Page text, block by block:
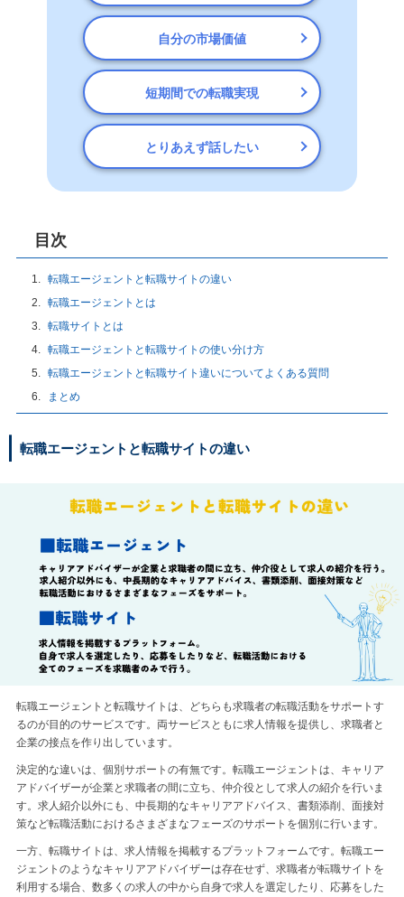
自分の市場価値
短期間での転職実現
とりあえず話したい
目次
転職エージェントと転職サイトの違い
転職エージェントとは
転職サイトとは
転職エージェントと転職サイトの使い分け方
転職エージェントと転職サイト違いについてよくある質問
まとめ
転職エージェントと転職サイトの違い
転職エージェントと転職サイトは、どちらも求職者の転職活動をサポートす
るのが目的のサービスです。両サービスともに求人情報を提供し、求職者と
企業の接点を作り出しています。
決定的な違いは、個別サポートの有無です。転職エージェントは、キャリア
アドバイザーが企業と求職者の間に立ち、仲介役として求人の紹介を行いま
す。求人紹介以外にも、中長期的なキャリアアドバイス、書類添削、面接対
策など転職活動におけるさまざまなフェーズのサポートを個別に行います。
一方、転職サイトは、求人情報を掲載するプラットフォームです。転職エー
ジェントのようなキャリアアドバイザーは存在せず、求職者が転職サイトを
利用する場合、数多くの求人の中から自身で求人を選定したり、応募をした